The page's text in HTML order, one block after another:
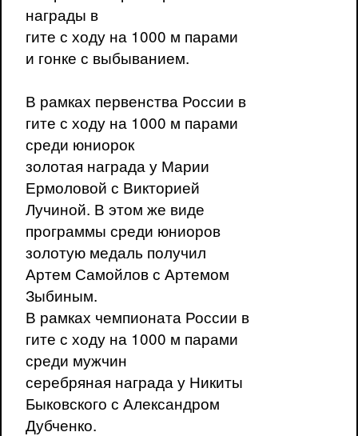
награды в
гите с ходу на 1000 м парами
и гонке с выбыванием.
В рамках первенства России в
гите с ходу на 1000 м парами
среди юниорок
золотая награда у Марии
Ермоловой с Викторией
Лучиной. В этом же виде
программы среди юниоров
золотую медаль получил
Артем Самойлов с Артемом
Зыбиным.
В рамках чемпионата России в
гите с ходу на 1000 м парами
среди мужчин
серебряная награда у Никиты
Быковского с Александром
Дубченко.